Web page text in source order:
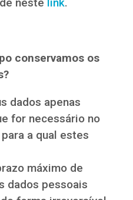
conservamos os
dados apenas
for necessário no
a qual estes
máximo de
dados pessoais